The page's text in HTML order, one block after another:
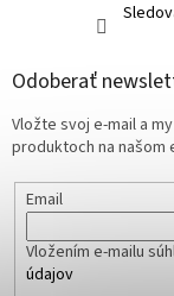
Odoberať
Vložte svoj e-mail a
produktoch na našom
Email
Vložením e-mailu
údajov